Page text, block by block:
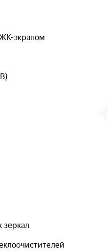
экраном
зеркал